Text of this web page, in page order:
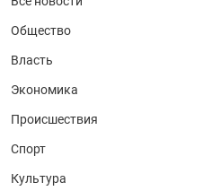
Общество
Власть
Экономика
Происшествия
Спорт
Культура